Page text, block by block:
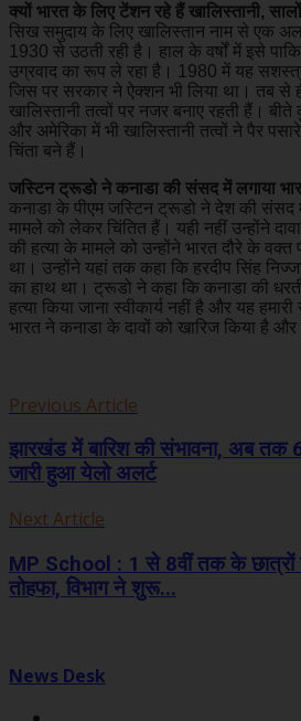
क्यों भारत के लिए टेंशन रहे हैं खालिस्तानी,
सिख समुदाय के लिए खालिस्तान नाम से एक
1930 से उठती रही है। हाल के वर्षों में इसे
उग्रवाद का रूप ले रहा है। 1980 में यह सशस्त्र
जिस पर सरकार ने ऐक्शन भी लिया था। तब से
खालिस्तानी तत्वों पर नजर बनाए रहती हैं।
और अमेरिका में भी खालिस्तानी तत्वों ने पैर
चिंता बने हैं।
जस्टिन ट्रूडो ने कनाडा की संसद में लगाया
कनाडा के पीएम जस्टिन ट्रूडो ने देश की संसद
मामले को लेकर चिंतित हैं। यही नहीं उन्होंने
की हत्या के मामले को उन्होंने भारत दौरे के वक्त
था। उन्होंने यहां तक कहा कि हरदीप सिंह
का हाथ था। ट्रूडो ने कहा कि कनाडा की
हत्या किया जाना स्वीकार्य नहीं है और यह
भारत ने कनाडा के दावों को खारिज किया है और
Previous Article
झारखंड में बारिश की संभावना, अब तक
जारी हुआ येलो अलर्ट
Next Article
MP School : 1 से 8वीं तक के छात्रों
तोहफा, विभाग ने शुरू...
News Desk